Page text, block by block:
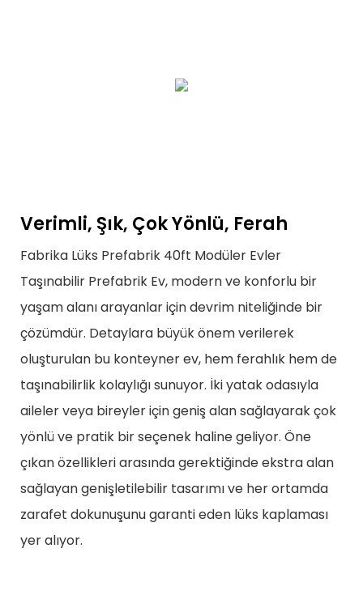
Verimli, Şık, Çok Yönlü, Ferah
Fabrika Lüks Prefabrik 40ft Modüler Evler
Taşınabilir Prefabrik Ev, modern ve konforlu bir
yaşam alanı arayanlar için devrim niteliğinde bir
çözümdür. Detaylara büyük önem verilerek
oluşturulan bu konteyner ev, hem ferahlık hem de
taşınabilirlik kolaylığı sunuyor. İki yatak odasıyla
aileler veya bireyler için geniş alan sağlayarak çok
yönlü ve pratik bir seçenek haline geliyor. Öne
çıkan özellikleri arasında gerektiğinde ekstra alan
sağlayan genişletilebilir tasarımı ve her ortamda
zarafet dokunuşunu garanti eden lüks kaplaması
yer alıyor.